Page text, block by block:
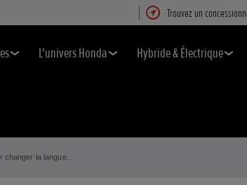
Trouvez un
L'univers Honda Hybride & Électrique
changer la langue.